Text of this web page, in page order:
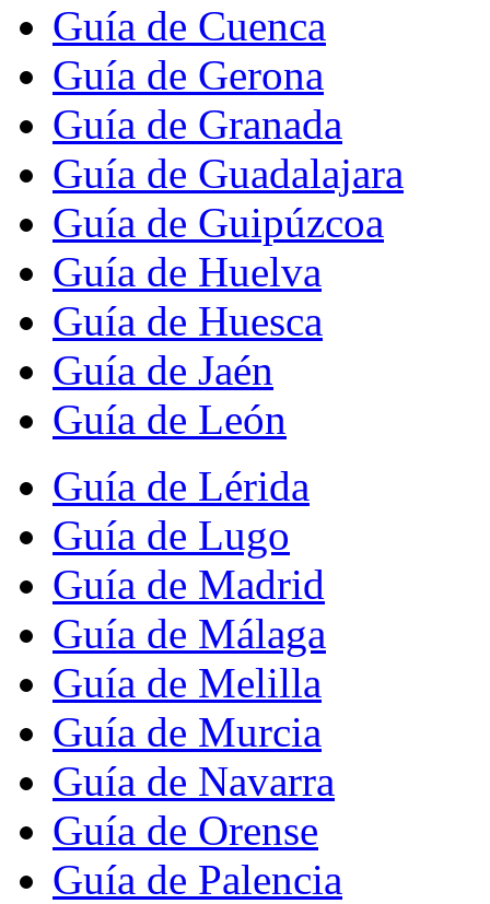
Guía de Cuenca
Guía de Gerona
Guía de Granada
Guía de Guadalajara
Guía de Guipúzcoa
Guía de Huelva
Guía de Huesca
Guía de Jaén
Guía de León
Guía de Lérida
Guía de Lugo
Guía de Madrid
Guía de Málaga
Guía de Melilla
Guía de Murcia
Guía de Navarra
Guía de Orense
Guía de Palencia